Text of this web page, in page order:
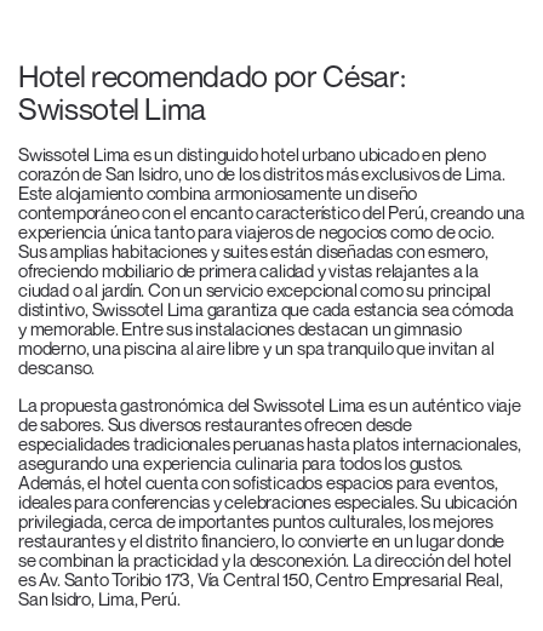
Hotel recomendado por César:
Swissotel Lima
Swissotel Lima es un distinguido hotel urbano ubicado en pleno
corazón de San Isidro, uno de los distritos más exclusivos de Lima.
Este alojamiento combina armoniosamente un diseño
contemporáneo con el encanto característico del Perú, creando una
experiencia única tanto para viajeros de negocios como de ocio.
Sus amplias habitaciones y suites están diseñadas con esmero,
ofreciendo mobiliario de primera calidad y vistas relajantes a la
ciudad o al jardín. Con un servicio excepcional como su principal
distintivo, Swissotel Lima garantiza que cada estancia sea cómoda
y memorable. Entre sus instalaciones destacan un gimnasio
moderno, una piscina al aire libre y un spa tranquilo que invitan al
descanso.
La propuesta gastronómica del Swissotel Lima es un auténtico viaje
de sabores. Sus diversos restaurantes ofrecen desde
especialidades tradicionales peruanas hasta platos internacionales,
asegurando una experiencia culinaria para todos los gustos.
Además, el hotel cuenta con sofisticados espacios para eventos,
ideales para conferencias y celebraciones especiales. Su ubicación
privilegiada, cerca de importantes puntos culturales, los mejores
restaurantes y el distrito financiero, lo convierte en un lugar donde
se combinan la practicidad y la desconexión. La dirección del hotel
es Av. Santo Toribio 173, Vía Central 150, Centro Empresarial Real,
San Isidro, Lima, Perú.